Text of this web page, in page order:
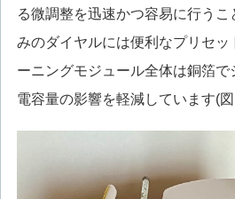
る微調整を迅速かつ容易に行う
みのダイヤルには便利なプリセッ
ーニングモジュール全体は銅箔
電容量の影響を軽減しています(図